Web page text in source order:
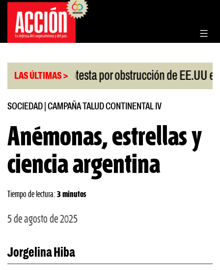
Saltar
contenido
LAS ÚLTIMAS >
China protesta por obstrucción de EE.UU en
SOCIEDAD CAMPAÑA TALUD CONTINENTAL IV
Anémonas, estrellas y
ciencia argentina
Tiempo de lectura: 3 minutos
5 de agosto de 2025
Jorgelina Hiba